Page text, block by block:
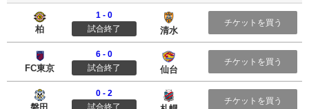
柏レイソル
柏
1 - 0
試合終了
清水
チケットを買う
FC東京
6 - 0
試合終了
仙台
チケットを買う
磐田
0 - 2
試合終了
北海道コンサドーレ札幌
チケットを買う